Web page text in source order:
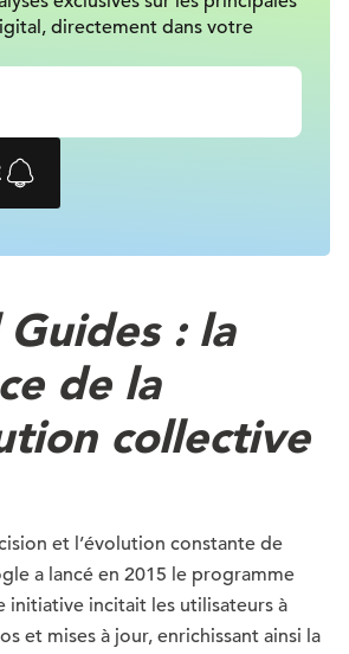
directement dans votre
Guides : la
de la
collective
et l’évolution constante de
a lancé en 2015 le programme
initiative incitait les utilisateurs à
et mises à jour, enrichissant ainsi la